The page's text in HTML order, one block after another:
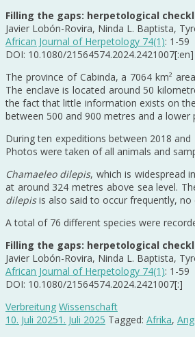
Filling the gaps: herpetological
Javier Lobón-Rovira, Ninda L. Baptista,
African Journal of Herpetology 74(1): 1-59
DOI: 10.1080/21564574.2024.2421007[:en]
The province of Cabinda, a 7064 km²
The enclave is located around 50
the fact that little information exists on
between 500 and 900 metres and a
During ten expeditions between 2018
Photos were taken of all animals and
Chamaeleo dilepis, which is widespread
at around 324 metres above sea level.
dilepisis also said to occur frequently, no
A total of 76 different species were
Filling the gaps: herpetological
Javier Lobón-Rovira, Ninda L. Baptista,
African Journal of Herpetology 74(1): 1-59
DOI: 10.1080/21564574.2024.2421007[:]
Verbreitung Wissenschaft
10. Juli 20251. Juli 2025 Tagged: Afrika,